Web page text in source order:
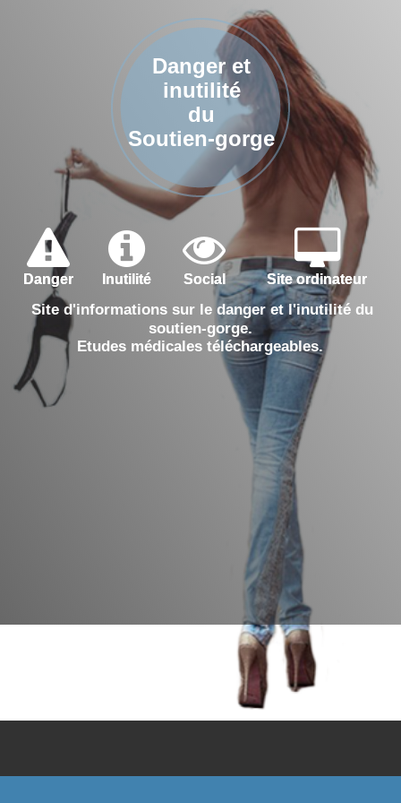
Danger et
inutilité
du
Soutien-gorge
Danger Inutilité Social Site ordinateur
Site d'informations sur le danger et l'inutilité du
soutien-gorge.
Etudes médicales téléchargeables.